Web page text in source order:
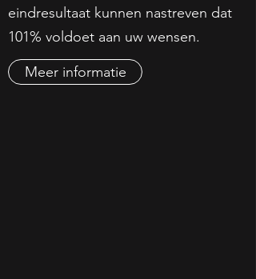
eindresultaat kunnen nastreven dat
101% voldoet aan uw wensen.
Meer informatie